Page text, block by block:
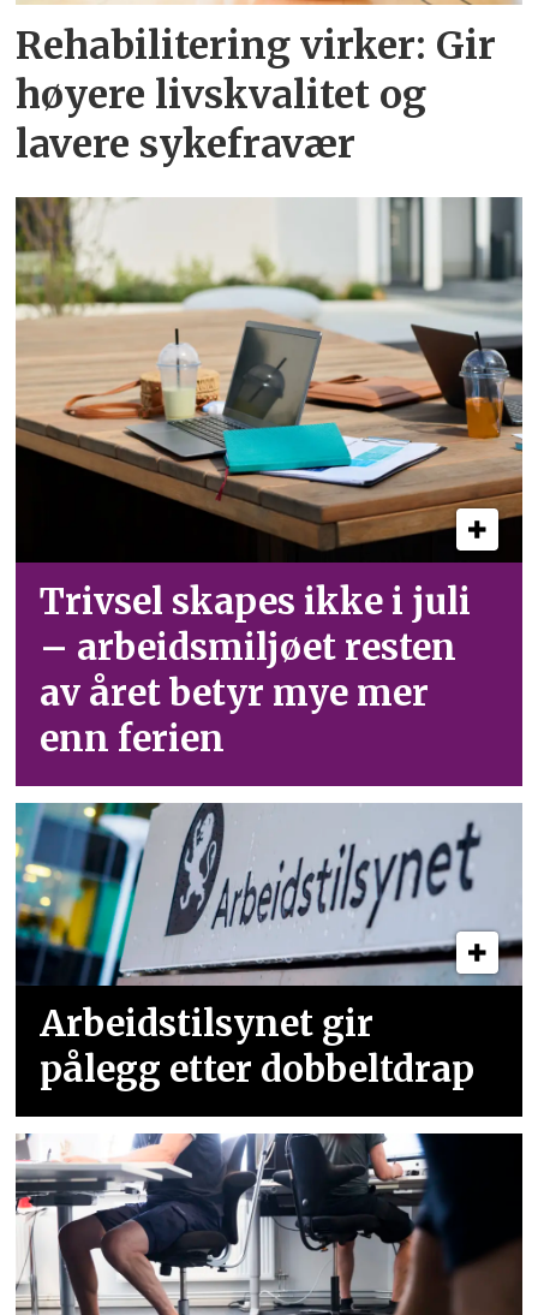
Rehabilitering virker: Gir
høyere livskvalitet og
lavere sykefravær
Trivsel skapes ikke i juli
– arbeid­smiljøet resten
av året betyr mye mer
enn ferien
Arbeidstilsynet gir
pålegg etter dobbeltdrap